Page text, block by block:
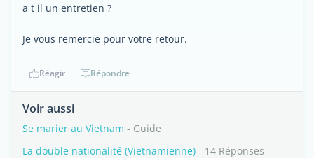
a t il un entretien ?
Je vous remercie pour votre retour.
Réagir Répondre
Voir aussi
Se marier au Vietnam - Guide
La double nationalité (Vietnamienne) - 14 Réponses